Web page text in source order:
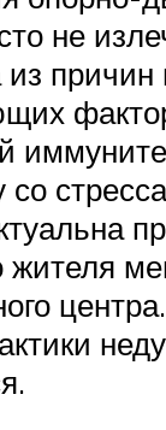
не
причин
жителя